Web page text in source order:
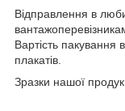
Відправлення в
Вартість пакування
плакатів.
Зразки нашої